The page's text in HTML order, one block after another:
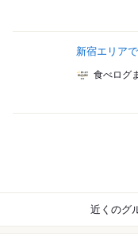
新宿エリア
食べログ
近くのグ